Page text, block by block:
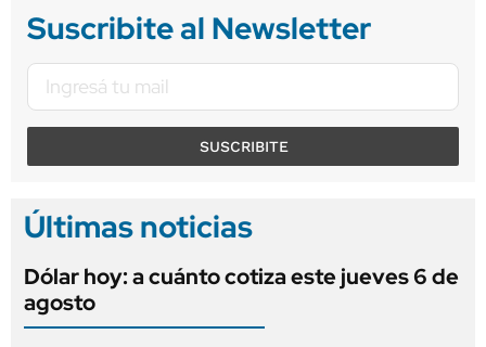
Suscribite al Newsletter
SUSCRIBITE
Últimas noticias
Dólar hoy: a cuánto cotiza este jueves 6 de
agosto